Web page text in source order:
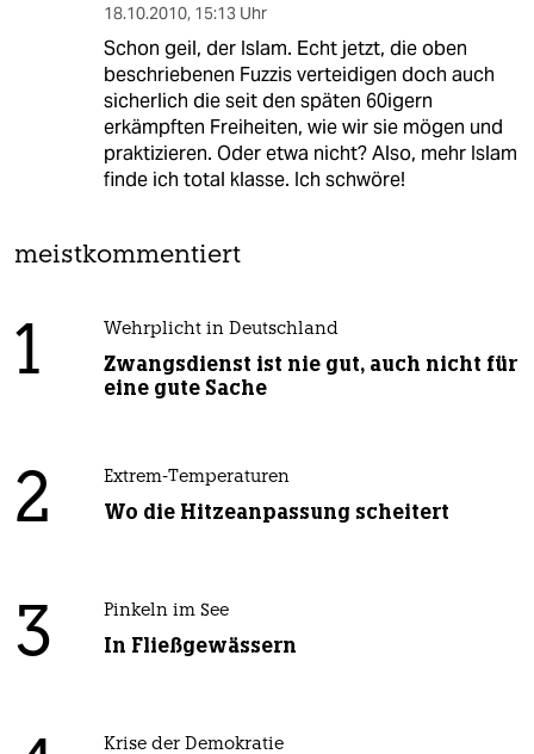
18.10.2010, 15:13 Uhr
Schon geil, der Islam. Echt jetzt, die oben
beschriebenen Fuzzis verteidigen doch auch
sicherlich die seit den späten 60igern
erkämpften Freiheiten, wie wir sie mögen und
praktizieren. Oder etwa nicht? Also, mehr Islam
finde ich total klasse. Ich schwöre!
meistkommentiert
1 Wehrplicht in Deutschland
Zwangsdienst ist nie gut, auch nicht für
eine gute Sache
2 Extrem-Temperaturen
Wo die Hitzeanpassung scheitert
3 Pinkeln im See
In Fließgewässern
Krise der Demokratie